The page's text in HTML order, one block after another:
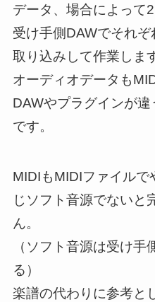
データ、場合によって
受け手側DAWでそれ
取り込みして作業しま
オーディオデータも
DAWやプラグインが
です。
MIDIもMIDIファイルで
じソフト音源でないと
ん。
（ソフト音源は受け
る）
楽譜の代わりに参考と